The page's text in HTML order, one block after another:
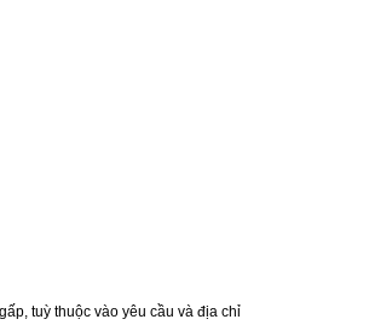
tuỳ thuộc vào yêu cầu và địa chỉ